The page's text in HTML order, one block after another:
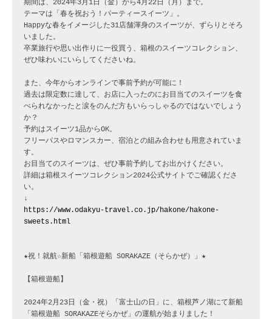
期間は、2024年3月1日（金）から4月22日（月）まで。
テーマは「春を祝おう！パーティースイーツ」。
Happyな春をイメージした31店舗渾身のスイーツが、ずらりとそろ
いました。
卒業旅行や思い出作りに一役買う、箱根のスイーツコレクション、
ぜひ味わいにいらしてくださいね。
また、今年からオンラインで事前予約が可能に！
過去は限定数に達して、お店に入ったのにお目当てのスイーツを食
べられなかったと涙をのんだ方もいらっしゃるのではないでしょう
か？
予約はスイーツ1品からOK。
フリーパスやロマンスカー、宿泊との組み合わせも用意されていま
す。
お目当てのスイーツは、ぜひ事前予約してお出かけください。
詳細は箱根スイーツコレクション2024公式サイトでご確認くださ
い。
https://www.odakyu-travel.co.jp/hakone/hakone-
sweets.html
★祝！就航☆新船「箱根遊船 SORAKAZE（そらかぜ）」★
【箱根遊船】
2024年2月23日（金・祝）「富士山の日」に、箱根芦ノ湖にて新船
「箱根遊船 SORAKAZEそらかぜ」の運航が始まりました！